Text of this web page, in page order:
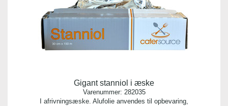
Gigant stanniol i æske
Varenummer: 282035
I afrivningsæske. Alufolie anvendes til opbevaring,